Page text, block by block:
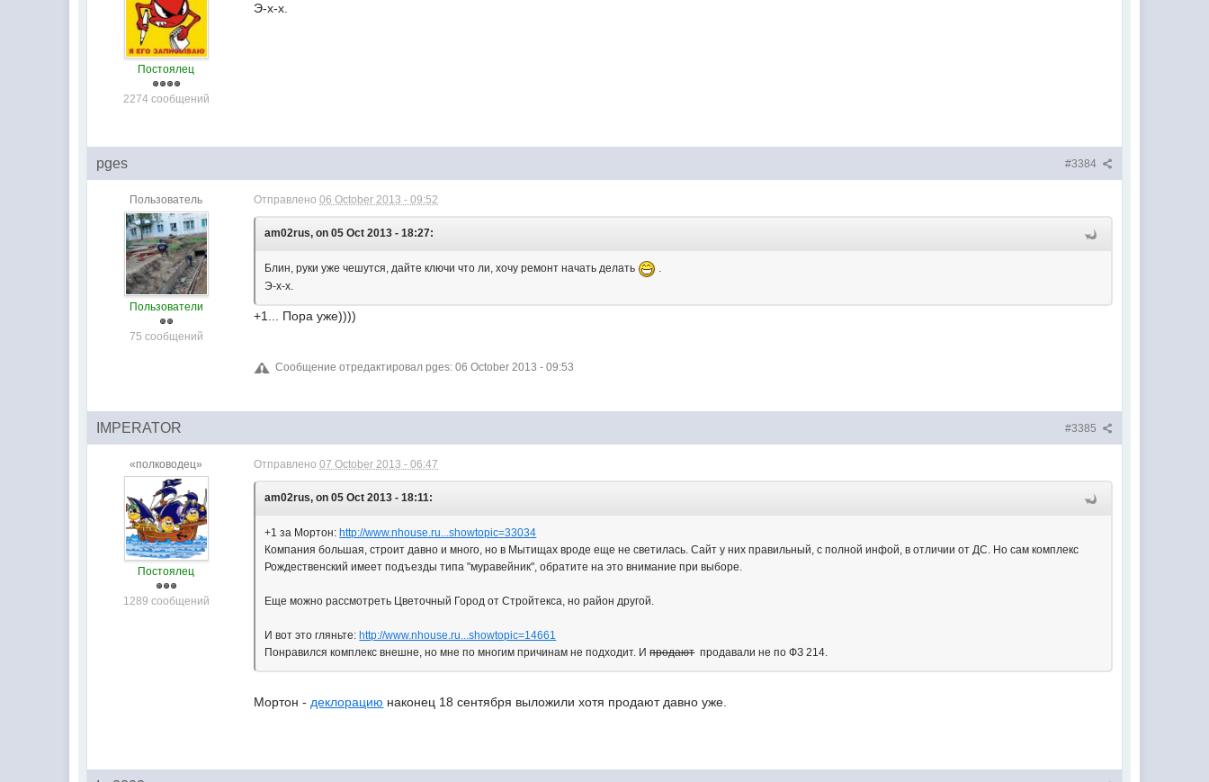
Постоялец
2274 сообщений
Э-х-х.
#3384
pges
Пользователь
Пользователи
75 сообщений
Отправлено06 October 2013 - 09:52
am02rus, on 05 Oct 2013 - 18:27:
Блин, руки уже чешутся, дайте ключи что ли, хочу ремонт начать делать
.
Э-х-х.
+1... Пора уже))))
Сообщение отредактировал pges: 06 October 2013 - 09:53
#3385
IMPERATOR
«полководец»
Постоялец
1289 сообщений
Отправлено07 October 2013 - 06:47
am02rus, on 05 Oct 2013 - 18:11:
+1 за Мортон: http://www.nhouse.ru...showtopic=33034
Компания большая, строит давно и много, но в Мытищах вроде еще не светилась. Сайт у них правильный, с полной инфой, в отличии от ДС. Но сам комплекс
Рождественский имеет подъезды типа "муравейник", обратите на это внимание при выборе.
Еще можно рассмотреть Цветочный Город от Стройтекса, но район другой.
И вот это гляньте: http://www.nhouse.ru...showtopic=14661
Понравился комплекс внешне, но мне по многим причинам не подходит. Ипродаютпродавали не по ФЗ 214.
Мортон - деклорацию наконец 18 сентября выложили хотя продают давно уже.